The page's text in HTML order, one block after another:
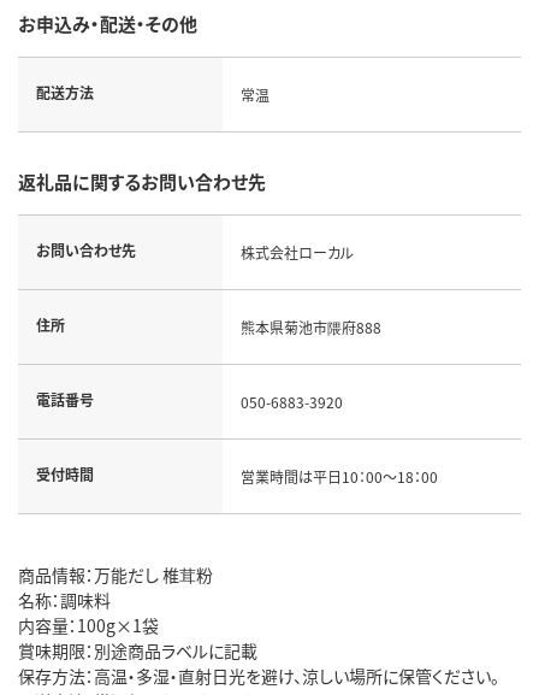
お申込み・配送・その他
配送方法 常温
返礼品に関するお問い合わせ先
お問い合わせ先 株式会社ローカル
住所 熊本県菊池市隈府888
電話番号 050-6883-3920
受付時間 営業時間は平日10：00～18：00
商品情報：万能だし 椎茸粉
名称：調味料
内容量：100g×1袋
賞味期限：別途商品ラベルに記載
保存方法：高温・多湿・直射日光を避け、涼しい場所に保管ください。